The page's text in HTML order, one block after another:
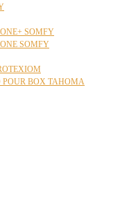
SOMFY
SOMFY
POUR BOX TAHOMA